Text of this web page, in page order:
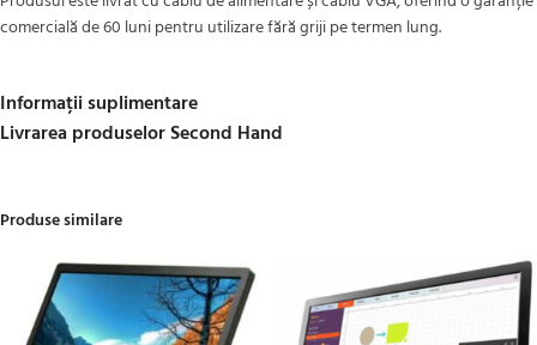
comercială de 60 luni pentru utilizare fără griji pe termen lung.
Informații suplimentare
Livrarea produselor Second Hand
Produse similare